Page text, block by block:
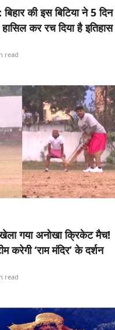
की इस बिटिया ने 5 दिन
कर रच दिया है इतिहास
read
गया अनोखा क्रिकेट मैच!
करेगी ‘राम मंदिर’ के दर्शन
read